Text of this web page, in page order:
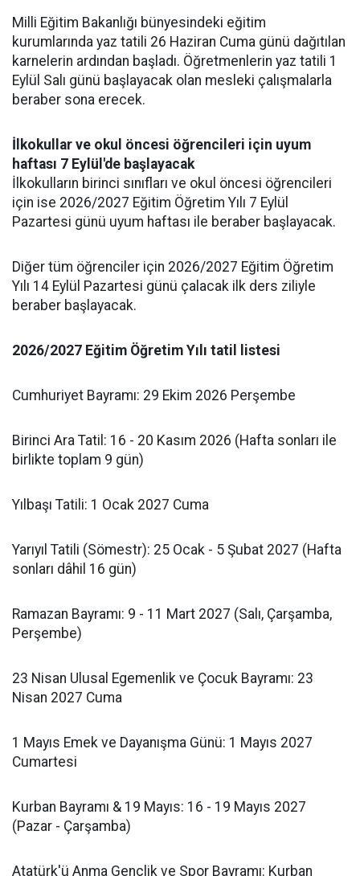
Milli Eğitim Bakanlığı bünyesindeki eğitim
kurumlarında yaz tatili 26 Haziran Cuma günü dağıtılan
karnelerin ardından başladı. Öğretmenlerin yaz tatili 1
Eylül Salı günü başlayacak olan mesleki çalışmalarla
beraber sona erecek.
İlkokullar ve okul öncesi öğrencileri için uyum
haftası 7 Eylül'de başlayacak
İlkokulların birinci sınıfları ve okul öncesi öğrencileri
için ise 2026/2027 Eğitim Öğretim Yılı 7 Eylül
Pazartesi günü uyum haftası ile beraber başlayacak.
Diğer tüm öğrenciler için 2026/2027 Eğitim Öğretim
Yılı 14 Eylül Pazartesi günü çalacak ilk ders ziliyle
beraber başlayacak.
2026/2027 Eğitim Öğretim Yılı tatil listesi
Cumhuriyet Bayramı: 29 Ekim 2026 Perşembe
Birinci Ara Tatil: 16 - 20 Kasım 2026 (Hafta sonları ile
birlikte toplam 9 gün)
Yılbaşı Tatili: 1 Ocak 2027 Cuma
Yarıyıl Tatili (Sömestr): 25 Ocak - 5 Şubat 2027 (Hafta
sonları dâhil 16 gün)
Ramazan Bayramı: 9 - 11 Mart 2027 (Salı, Çarşamba,
Perşembe)
23 Nisan Ulusal Egemenlik ve Çocuk Bayramı: 23
Nisan 2027 Cuma
1 Mayıs Emek ve Dayanışma Günü: 1 Mayıs 2027
Cumartesi
Kurban Bayramı & 19 Mayıs: 16 - 19 Mayıs 2027
(Pazar - Çarşamba)
Atatürk'ü Anma Gençlik ve Spor Bayramı: Kurban